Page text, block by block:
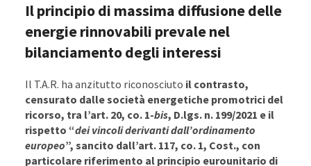
Il principio di massima diffusione delle
energie rinnovabili prevale nel
bilanciamento degli interessi
Il T.A.R. ha anzitutto riconosciuto il contrasto,
censurato dalle società energetiche promotrici del
ricorso, tra l’art. 20, co. 1-bis, D.lgs. n. 199/2021 e il
rispetto “dei vincoli derivanti dall’ordinamento
europeo”, sancito dall’art. 117, co. 1, Cost., con
particolare riferimento al principio eurounitario di